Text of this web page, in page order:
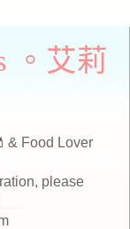
。艾莉
Food Lover
please